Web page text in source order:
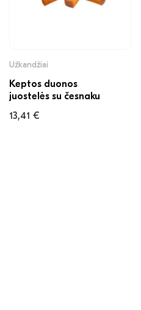
Užkandžiai
Keptos duonos
juostelės su česnaku
13,41 €